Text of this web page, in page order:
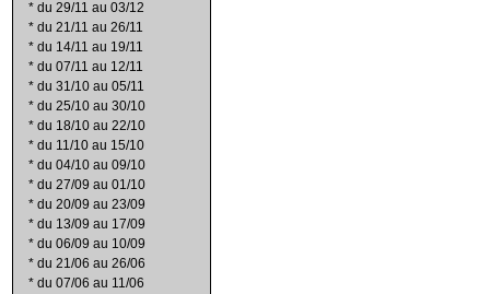
* du 29/11 au 03/12
* du 21/11 au 26/11
* du 14/11 au 19/11
* du 07/11 au 12/11
* du 31/10 au 05/11
* du 25/10 au 30/10
* du 18/10 au 22/10
* du 11/10 au 15/10
* du 04/10 au 09/10
* du 27/09 au 01/10
* du 20/09 au 23/09
* du 13/09 au 17/09
* du 06/09 au 10/09
* du 21/06 au 26/06
* du 07/06 au 11/06